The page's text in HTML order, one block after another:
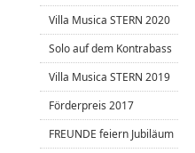
Villa Musica STERN 2020
Solo auf dem Kontrabass
Villa Musica STERN 2019
Förderpreis 2017
FREUNDE feiern Jubiläum